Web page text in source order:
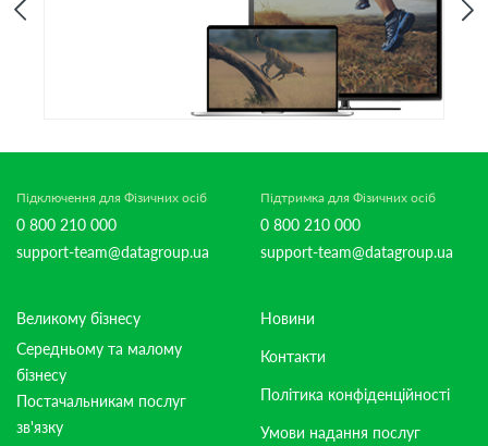
Підключення для Фізичних осіб
0 800 210 000
support-team@datagroup.ua
Підтримка для Фізичних осіб
0 800 210 000
support-team@datagroup.ua
Великому бізнесу
Середньому та малому
бізнесу
Постачальникам послуг
зв'язку
Новини
Контакти
Політика конфіденційності
Умови надання послуг